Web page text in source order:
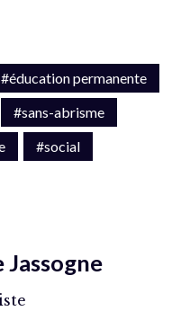
#éducation permanente
#sans-abrisme
#social
Jassogne